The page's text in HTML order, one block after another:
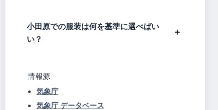
小田原での服装は何を基準に選べばい
い？
情報源
気象庁
気象庁 データベース